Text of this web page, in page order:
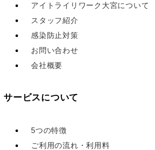
アイトライリワーク大宮について
スタッフ紹介
感染防止対策
お問い合わせ
会社概要
サービスについて
5つの特徴
ご利用の流れ・利用料